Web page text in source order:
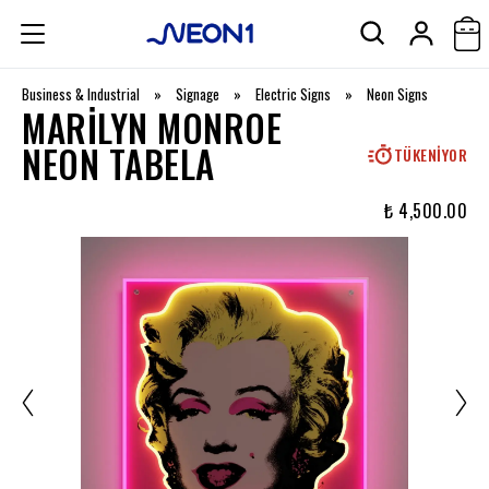
Business & Industrial » Signage » Electric Signs » Neon Signs
MARILYN MONROE
NEON TABELA TÜKENIYOR
₺ 4,500.00